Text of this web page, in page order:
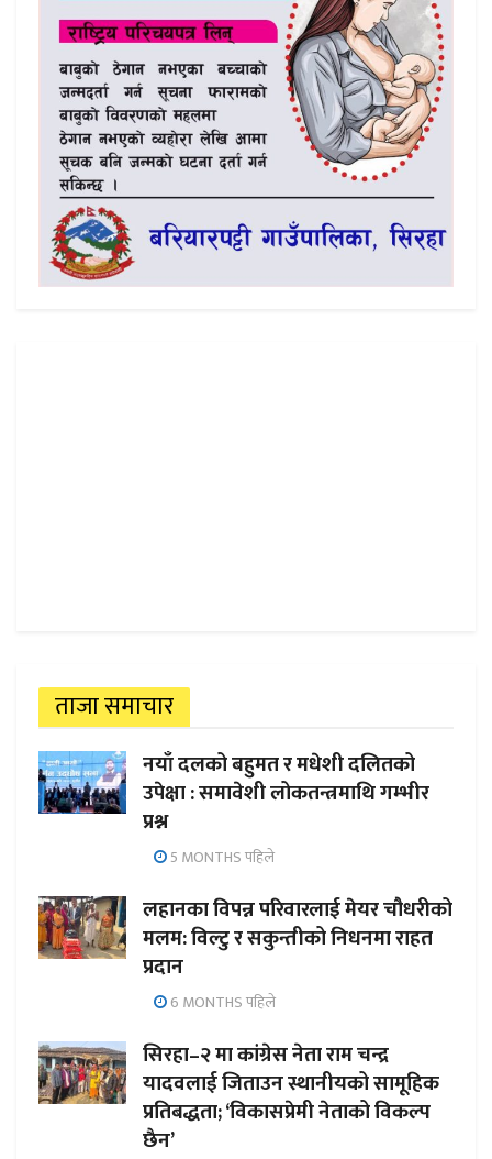
ताजा समाचार
नयाँ दलको बहुमत र मधेशी दलितको
उपेक्षा : समावेशी लोकतन्त्रमाथि गम्भीर
प्रश्न
5 MONTHS पहिले
लहानका विपन्न परिवारलाई मेयर चौधरीको
मलम: विल्टु र सकुन्तीको निधनमा राहत
प्रदान
6 MONTHS पहिले
सिरहा–२ मा कांग्रेस नेता राम चन्द्र
यादवलाई जिताउन स्थानीयको सामूहिक
प्रतिबद्धता; ‘विकासप्रेमी नेताको विकल्प
छैन’